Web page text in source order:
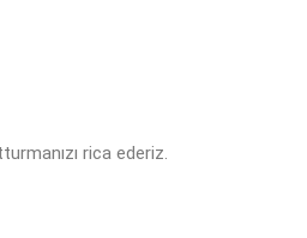
rica ederiz.